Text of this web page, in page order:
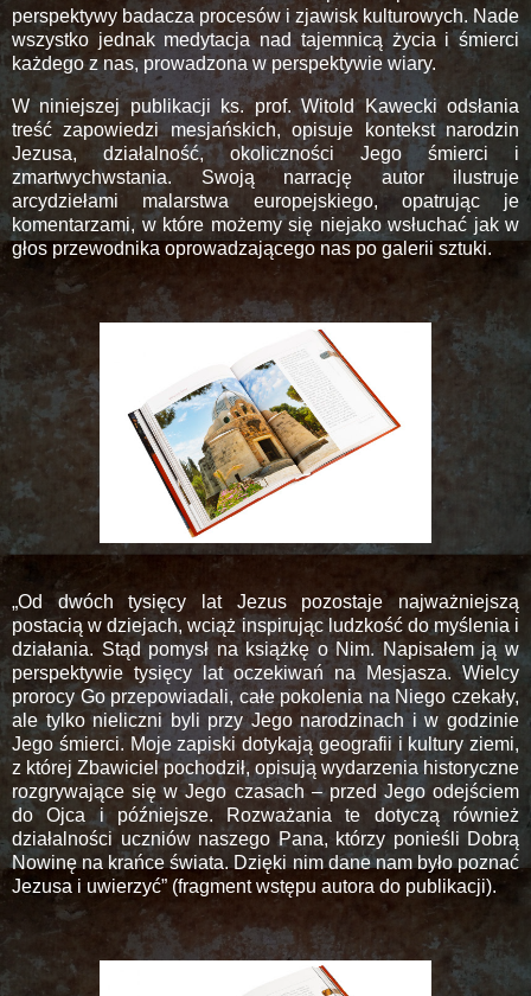
perspektywy badacza procesów i zjawisk kulturowych. Nade
wszystko jednak medytacja nad tajemnicą życia i śmierci
każdego z nas, prowadzona w perspektywie wiary.
W niniejszej publikacji ks. prof. Witold Kawecki odsłania
treść zapowiedzi mesjańskich, opisuje kontekst narodzin
Jezusa, działalność, okoliczności Jego śmierci i
zmartwychwstania. Swoją narrację autor ilustruje
arcydziełami malarstwa europejskiego, opatrując je
komentarzami, w które możemy się niejako wsłuchać jak w
głos przewodnika oprowadzającego nas po galerii sztuki.
„Od dwóch tysięcy lat Jezus pozostaje najważniejszą
postacią w dziejach, wciąż inspirując ludzkość do myślenia i
działania. Stąd pomysł na książkę o Nim. Napisałem ją w
perspektywie tysięcy lat oczekiwań na Mesjasza. Wielcy
prorocy Go przepowiadali, całe pokolenia na Niego czekały,
ale tylko nieliczni byli przy Jego narodzinach i w godzinie
Jego śmierci. Moje zapiski dotykają geografii i kultury ziemi,
z której Zbawiciel pochodził, opisują wydarzenia historyczne
rozgrywające się w Jego czasach – przed Jego odejściem
do Ojca i późniejsze. Rozważania te dotyczą również
działalności uczniów naszego Pana, którzy ponieśli Dobrą
Nowinę na krańce świata. Dzięki nim dane nam było poznać
Jezusa i uwierzyć” (fragment wstępu autora do publikacji).